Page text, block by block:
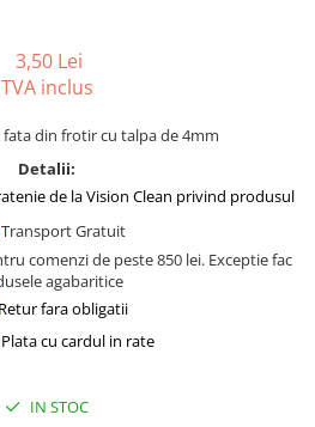
3,50 Lei
TVA inclus
fata din frotir cu talpa de 4mm
Detalii:
de la Vision Clean privind produsul
Transport Gratuit
comenzi de peste 850 lei. Exceptie fac
agabaritice
Retur fara obligatii
Plata cu cardul in rate
IN STOC